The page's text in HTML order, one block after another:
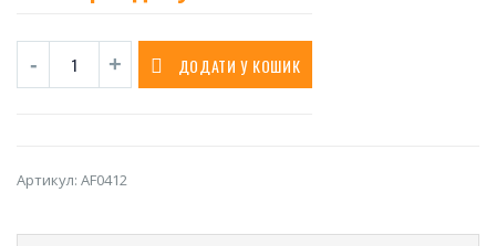
ДОДАТИ У КОШИК
Артикул: AF0412